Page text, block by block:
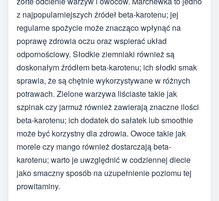
z najpopularniejszych źródeł beta-karotenu; jej
regularne spożycie może znacząco wpłynąć na
poprawę zdrowia oczu oraz wspierać układ
odpornościowy. Słodkie ziemniaki również są
doskonałym źródłem beta-karotenu; ich słodki smak
sprawia, że są chętnie wykorzystywane w różnych
potrawach. Zielone warzywa liściaste takie jak
szpinak czy jarmuż również zawierają znaczne ilości
beta-karotenu; ich dodatek do sałatek lub smoothie
może być korzystny dla zdrowia. Owoce takie jak
morele czy mango również dostarczają beta-
karotenu; warto je uwzględnić w codziennej diecie
jako smaczny sposób na uzupełnienie poziomu tej
prowitaminy.